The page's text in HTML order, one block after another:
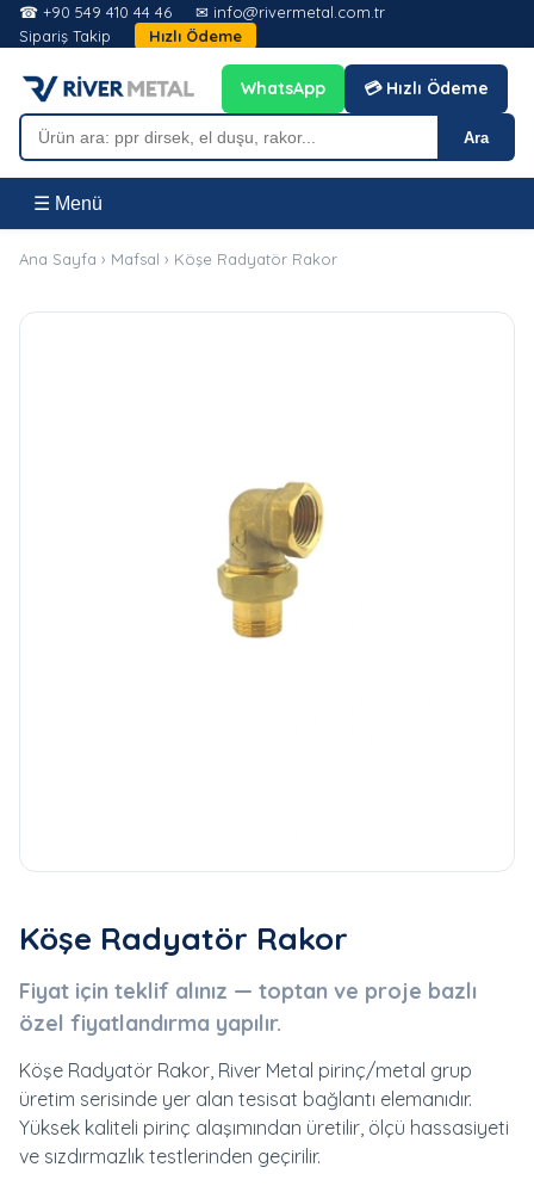
☎ +90 549 410 44 46
✉ info@rivermetal.com.tr
Sipariş Takip
Hızlı Ödeme
Ara
WhatsApp 💳 Hızlı Ödeme
☰ Menü
Ana Sayfa › Mafsal › Köşe Radyatör Rakor
Köşe Radyatör Rakor
Fiyat için teklif alınız — toptan ve proje bazlı
özel fiyatlandırma yapılır.
Köşe Radyatör Rakor, River Metal pirinç/metal grup
üretim serisinde yer alan tesisat bağlantı elemanıdır.
Yüksek kaliteli pirinç alaşımından üretilir, ölçü hassasiyeti
ve sızdırmazlık testlerinden geçirilir.